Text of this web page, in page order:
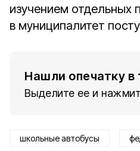
изучением отдельных
в муниципалитет
Нашли опечатку в
Выделите ее и
школьные автобусы